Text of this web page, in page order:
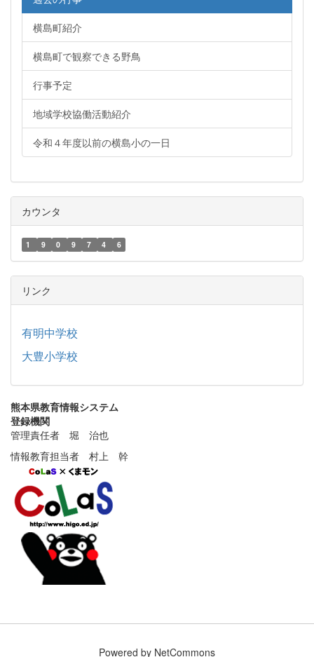
横島町紹介
横島町で観察できる野鳥
行事予定
地域学校協働活動紹介
令和４年度以前の横島小の一日
カウンタ
1 9 0 9 7 4 6
リンク
有明中学校
大豊小学校
熊本県教育情報システム
登録機関
管理責任者 堀 治也
情報教育担当者 村上 幹
Powered by NetCommons